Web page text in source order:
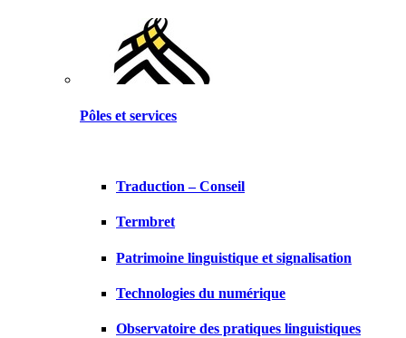
Pôles et services
Traduction – Conseil
Termbret
Patrimoine linguistique et signalisation
Technologies du numérique
Observatoire des pratiques linguistiques